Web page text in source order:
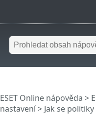
ESET Online nápověda >
nastavení> Jak se